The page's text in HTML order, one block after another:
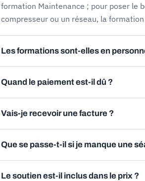
formation Maintenance ; pour poser le
compresseur ou un réseau, la
Les formations sont-elles en
Quand le paiement est-il dû ?
Vais-je recevoir une facture ?
Que se passe-t-il si je manque une
Le soutien est-il inclus dans le prix ?